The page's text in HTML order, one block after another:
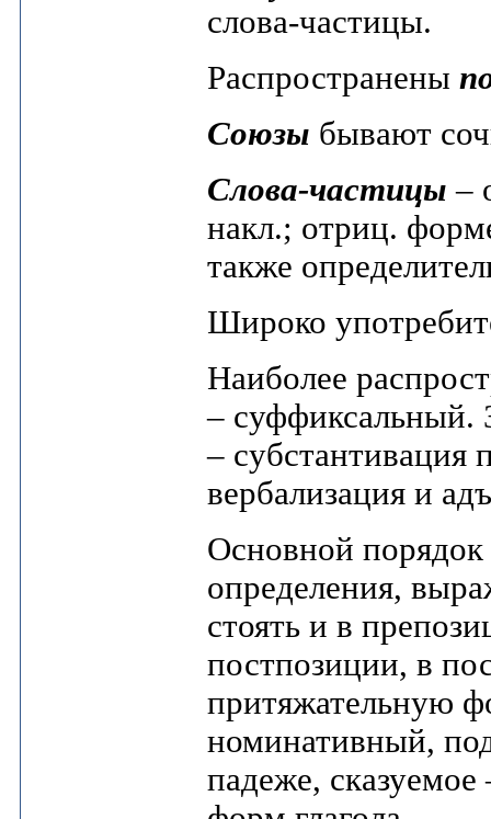
слова-частицы.
Распространены
Союзы бывают
Слова-частицы–
накл.; отриц.
также
Широко
Наиболее
– суффиксальный.
– субстантивация
вербализация и
Основной
определения,
стоять и в
постпозиции, в
притяжательную
номинативный,
падеже,